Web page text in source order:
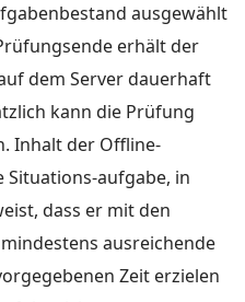
ausgewählt
erhält der
dem Server dauerhaft
kann die Prüfung
Inhalt der Offline-
Situations-aufgabe, in
dass er mit den
ausreichende
Zeit erzielen